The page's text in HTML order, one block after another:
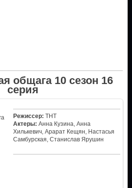
общага 10 сезон 16
серия
Режиссер: ТНТ
Актеры: Анна Кузина, Анна
Хилькевич, Арарат Кещян, Настасья
Самбурская, Станислав Ярушин